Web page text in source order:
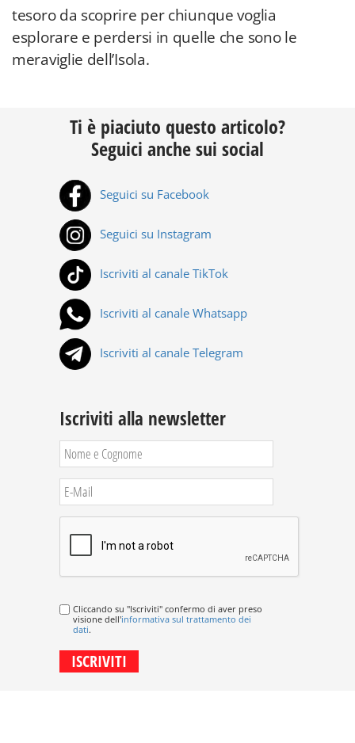
tesoro da scoprire per chiunque voglia
esplorare e perdersi in quelle che sono le
meraviglie dell’Isola.
Ti è piaciuto questo articolo?
Seguici anche sui social
Seguici su Facebook
Seguici su Instagram
Iscriviti al canale TikTok
Iscriviti al canale Whatsapp
Iscriviti al canale Telegram
Iscriviti alla newsletter
Cliccando su "Iscriviti" confermo di aver preso
visione dell'informativa sul trattamento dei
dati.